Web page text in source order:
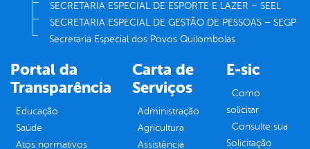
SECRETARIA ESPECIAL DE ESPORTE E LAZER – SEEL
SECRETARIA ESPECIAL DE GESTÃO DE PESSOAS – SEGP
Secretaria Especial dos Povos Quilombolas
Portal da
Transparência
Educação
Saúde
Atos normativos
Carta de
Serviços
Administração
Agricultura
Assistência
E-sic
Como
solicitar
Consulte sua
Solicitação